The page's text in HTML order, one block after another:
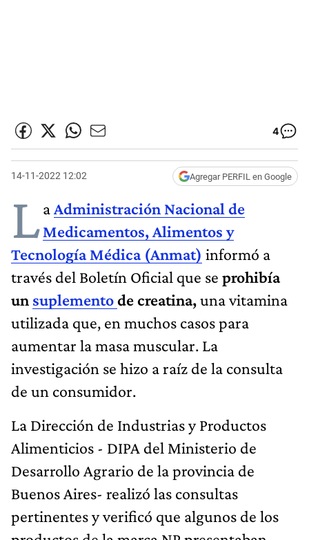
4
14-11-2022 12:02 Agregar PERFIL en Google
LaAdministración Nacional de
Medicamentos, Alimentos y
Tecnología Médica (Anmat) informó a
través del Boletín Oficial que se prohibía
un suplementode creatina,una vitamina
utilizada que, en muchos casos para
aumentar la masa muscular. La
investigación se hizo a raíz de la consulta
de un consumidor.
La Dirección de Industrias y Productos
Alimenticios - DIPA del Ministerio de
Desarrollo Agrario de la provincia de
Buenos Aires- realizó las consultas
pertinentes y verificó que algunos de los